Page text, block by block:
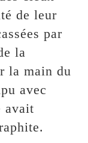
de leur
par
la
la main du
avec
avait